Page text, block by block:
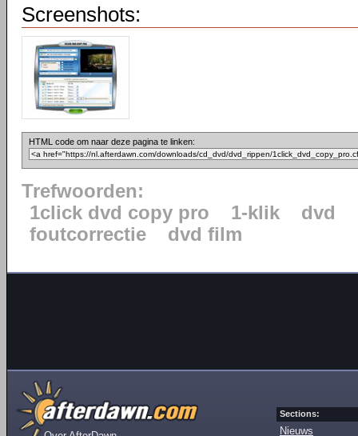
Screenshots:
HTML code om naar deze pagina te linken:
Trefwoorden:
1click dvd copy pro
1-klik dvd
foutcorrectie
dvd film
Sections:
Nieuws